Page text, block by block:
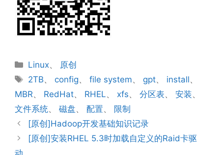
分
类
Linux、 原创
标
签
2TB、 config、file system、 gpt、 install、
MBR、 RedHat、 RHEL、 xfs、 分区表、 安装、
文件系统、 磁盘、 配置、 限制
[原创]Hadoop开发基础知识记录
[原创]安装RHEL 5.3时加载自定义的Raid卡驱
动